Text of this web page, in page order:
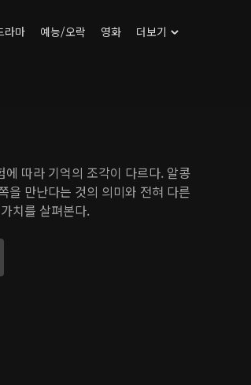
라마 예능/오락 영화 더보기
따라 기억의 조각이 다르다. 알콩
을 만난다는 것의 의미와 전혀 다른
치를 살펴본다.